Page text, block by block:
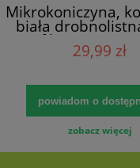
Mikrokoniczyna,
biała
(Trifilium nano
29,99 zł
powiadom o
zobacz więcej